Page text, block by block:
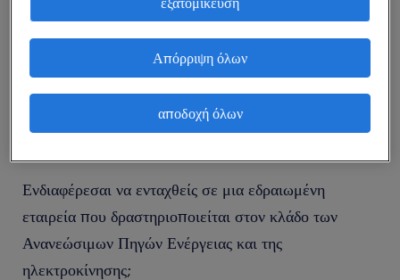
περιγραφή εργασίας
Είσαι Ηλεκτρολόγος Φωτοβολταϊκών με εμπειρία σε
εγκαταστάσεις Μέσης Τάσης;
Ενδιαφέρεσαι να ενταχθείς σε μια εδραιωμένη
εταιρεία που δραστηριοποιείται στον κλάδο των
Ανανεώσιμων Πηγών Ενέργειας και της
ηλεκτροκίνησης;
Απόρριψη όλων
αποδοχή όλων